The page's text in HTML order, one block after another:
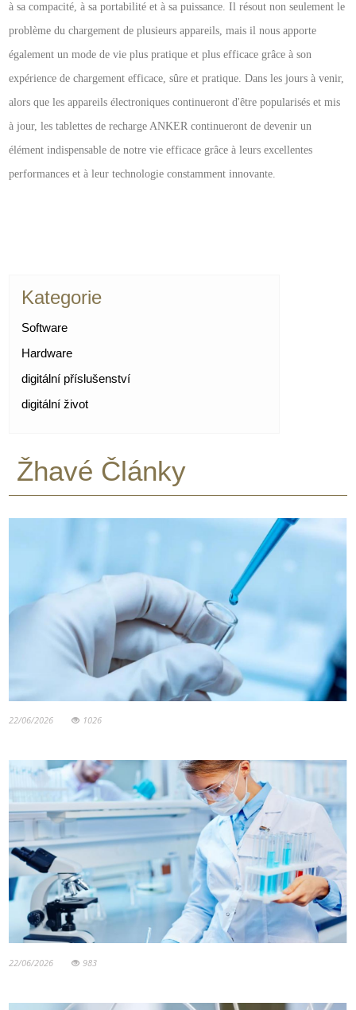
à sa compacité, à sa portabilité et à sa puissance. Il résout non seulement le
problème du chargement de plusieurs appareils, mais il nous apporte
également un mode de vie plus pratique et plus efficace grâce à son
expérience de chargement efficace, sûre et pratique. Dans les jours à venir,
alors que les appareils électroniques continueront d'être popularisés et mis
à jour, les tablettes de recharge ANKER continueront de devenir un
élément indispensable de notre vie efficace grâce à leurs excellentes
performances et à leur technologie constamment innovante.
Kategorie
Software
Hardware
digitální příslušenství
digitální život
Žhavé Články
22/06/2026 1026
22/06/2026 983